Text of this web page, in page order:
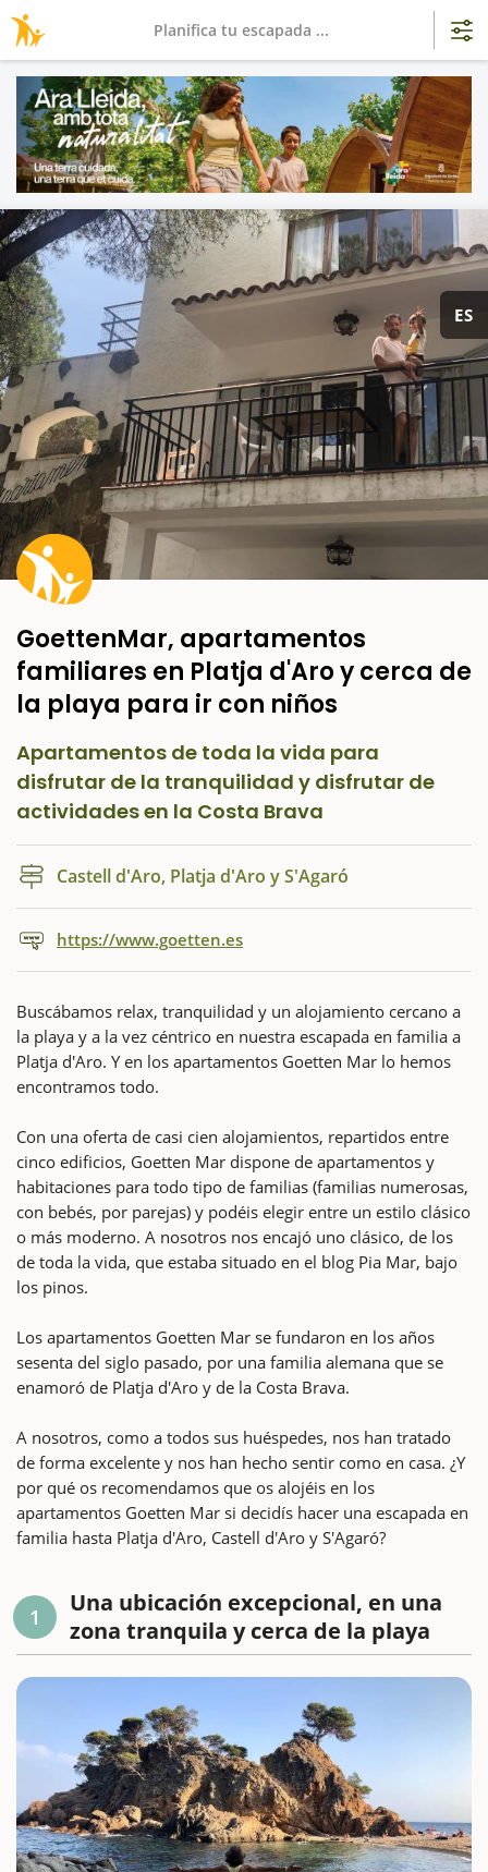
ES
GoettenMar, apartamentos
familiares en Platja d'Aro y cerca de
la playa para ir con niños
Apartamentos de toda la vida para
disfrutar de la tranquilidad y disfrutar de
actividades en la Costa Brava
Castell d'Aro, Platja d'Aro y S'Agaró
https://www.goetten.es
Buscábamos relax, tranquilidad y un alojamiento cercano a
la playa y a la vez céntrico en nuestra escapada en familia a
Platja d'Aro. Y en los apartamentos Goetten Mar lo hemos
encontramos todo.
Con una oferta de casi cien alojamientos, repartidos entre
cinco edificios, Goetten Mar dispone de apartamentos y
habitaciones para todo tipo de familias (familias numerosas,
con bebés, por parejas) y podéis elegir entre un estilo clásico
o más moderno. A nosotros nos encajó uno clásico, de los
de toda la vida, que estaba situado en el blog Pia Mar, bajo
los pinos.
Los apartamentos Goetten Mar se fundaron en los años
sesenta del siglo pasado, por una familia alemana que se
enamoró de Platja d'Aro y de la Costa Brava.
A nosotros, como a todos sus huéspedes, nos han tratado
de forma excelente y nos han hecho sentir como en casa. ¿Y
por qué os recomendamos que os alojéis en los
apartamentos Goetten Mar si decidís hacer una escapada en
familia hasta Platja d'Aro, Castell d'Aro y S'Agaró?
1
Una ubicación excepcional, en una
zona tranquila y cerca de la playa
Planifica tu escapada ...